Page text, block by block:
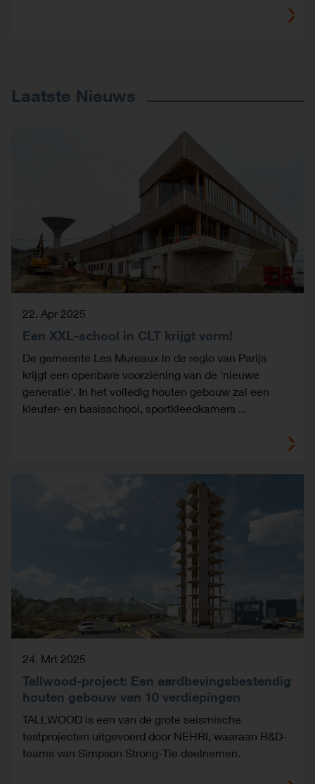
Laatste Nieuws
22. Apr 2025
Een XXL-school in CLT krijgt vorm!
De gemeente Les Mureaux in de regio van Parijs
krijgt een openbare voorziening van de 'nieuwe
generatie'. In het volledig houten gebouw zal een
kleuter- en basisschool, sportkleedkamers ...
24. Mrt 2025
Tallwood-project: Een aardbevingsbestendig
houten gebouw van 10 verdiepingen
TALLWOOD is een van de grote seismische
testprojecten uitgevoerd door NEHRI, waaraan R&D-
teams van Simpson Strong-Tie deelnemen.